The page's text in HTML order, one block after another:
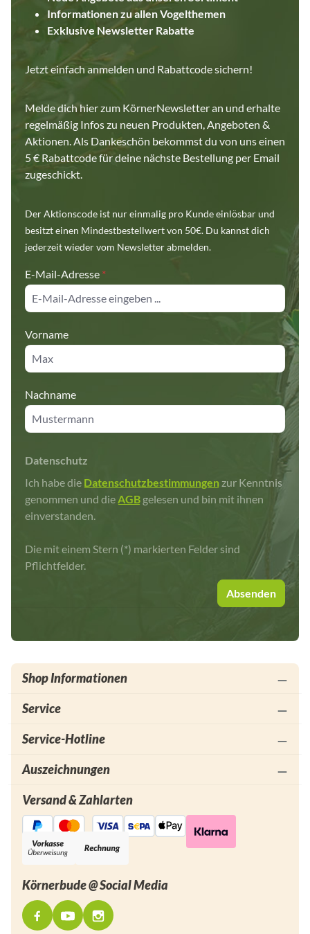
Informationen zu allen Vogelthemen
Exklusive Newsletter Rabatte
Jetzt einfach anmelden und Rabattcode sichern!
Melde dich hier zum KörnerNewsletter an und erhalte
regelmäßig Infos zu neuen Produkten, Angeboten &
Aktionen. Als Dankeschön bekommst du von uns einen
5 € Rabattcode für deine nächste Bestellung per Email
zugeschickt.
Der Aktionscode ist nur einmalig pro Kunde einlösbar und
besitzt einen Mindestbestellwert von 50€. Du kannst dich
jederzeit wieder vom Newsletter abmelden.
E-Mail-Adresse *
Vorname
Nachname
Datenschutz
Ich habe die Datenschutzbestimmungen zur Kenntnis
genommen und dieAGB gelesen und bin mit ihnen
einverstanden.
Die mit einem Stern (*) markierten Felder sind
Pflichtfelder.
Absenden
Shop Informationen
Service
Service-Hotline
Auszeichnungen
Versand & Zahlarten
Körnerbude @ Social Media